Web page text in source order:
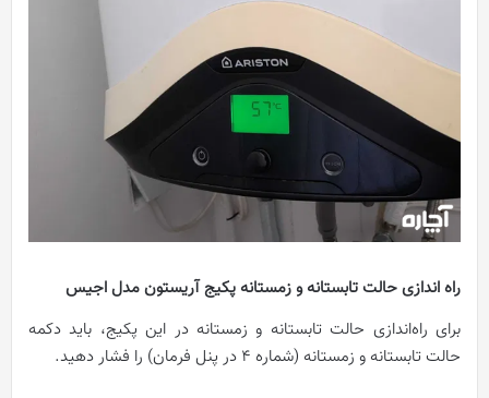
راه اندازی حالت تابستانه و زمستانه پکیج آریستون مدل اجیس
برای راه‌اندازی حالت تابستانه و زمستانه در این پکیج، باید دکمه
حالت تابستانه و زمستانه (شماره 4 در پنل فرمان) را فشار دهید.